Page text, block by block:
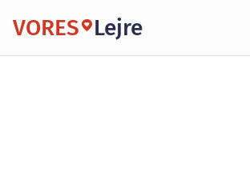
VORES Lejre